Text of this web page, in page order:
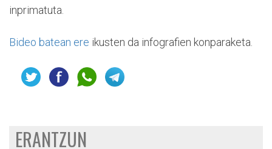
inprimatuta.
Bideo batean ere ikusten da infografien konparaketa.
ERANTZUN